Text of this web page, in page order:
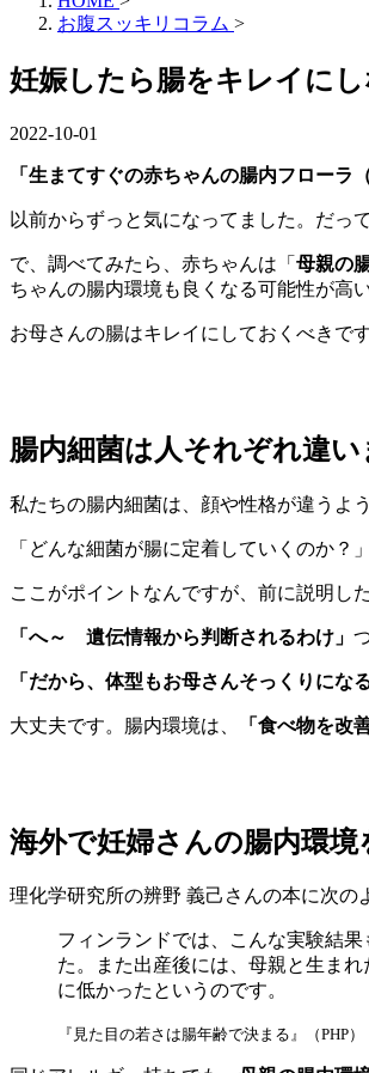
お腹スッキリコラム >
妊娠したら腸をキレイに
2022-10-01
「生まてすぐの赤ちゃんの腸内フローラ
以前からずっと気になってました。だ
で、調べてみたら、赤ちゃんは「 母親の
ちゃんの腸内環境も良くなる可能性が高
お母さんの腸はキレイにしておくべきで
腸内細菌は人それぞれ違い
私たちの腸内細菌は、顔や性格が違うよ
「どんな細菌が腸に定着していくのか？」
ここがポイントなんですが、前に説明し
「へ～ 遺伝情報から判断されるわけ」
「だから、体型もお母さんそっくりにな
大丈夫です。腸内環境は、 「食べ物を改
海外で妊婦さんの腸内環
理化学研究所の辨野 義己さんの本に次の
フィンランドでは、こんな実験結
た。また出産後には、母親と生ま
に低かったというのです。
『見た目の若さは腸年齢で決まる』（PHP）